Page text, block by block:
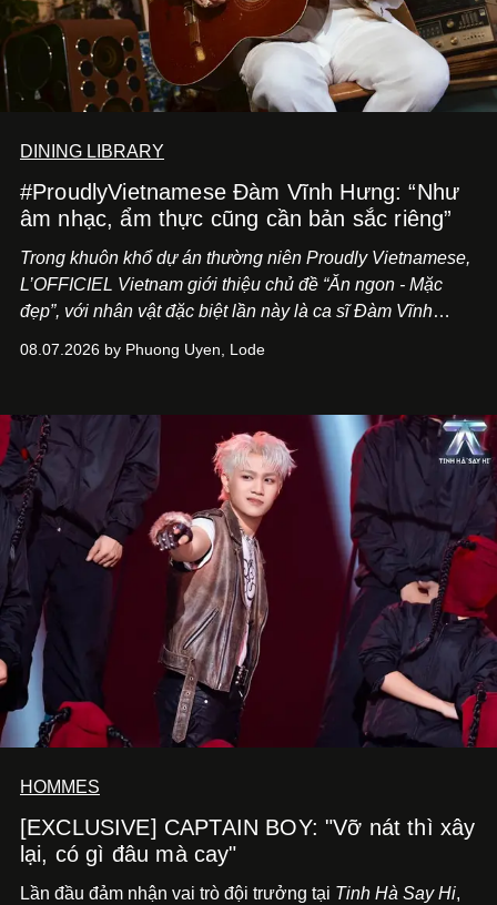
DINING LIBRARY
#ProudlyVietnamese Đàm Vĩnh Hưng: “Như
âm nhạc, ẩm thực cũng cần bản sắc riêng”
Trong khuôn khổ dự án thường niên Proudly Vietnamese,
L’OFFICIEL Vietnam giới thiệu chủ đề “Ăn ngon - Mặc
đẹp”, với nhân vật đặc biệt lần này là ca sĩ Đàm Vĩnh
Cà Phê Cà Pháo mang dấu ấn Indochine hoài niệm, thu
08.07.2026 by Phuong Uyen, Lode
HOMMES
[EXCLUSIVE] CAPTAIN BOY: "Vỡ nát thì xây
lại, có gì đâu mà cay"
Lần đầu đảm nhận vai trò đội trưởng tại Tinh Hà Say Hi,